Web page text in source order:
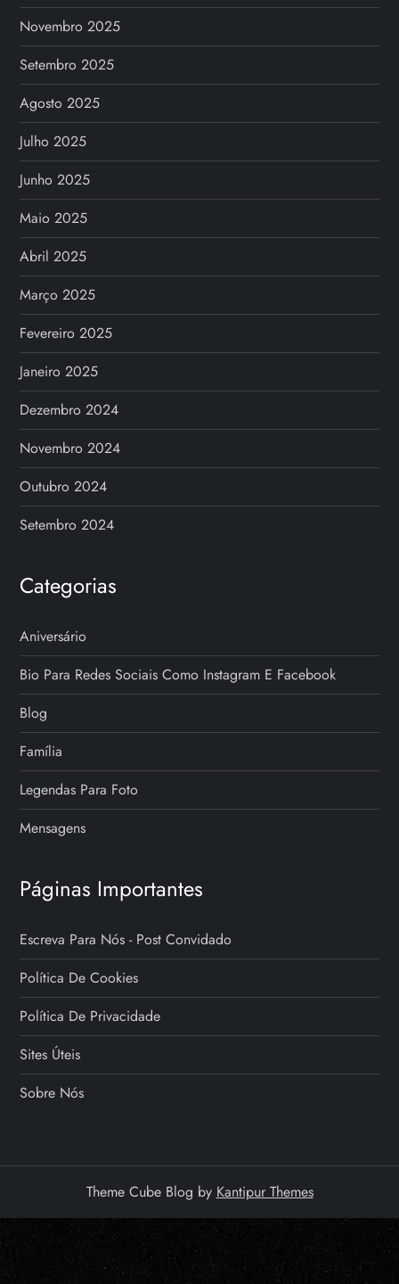
Novembro 2025
Setembro 2025
Agosto 2025
Julho 2025
Junho 2025
Maio 2025
Abril 2025
Março 2025
Fevereiro 2025
Janeiro 2025
Dezembro 2024
Novembro 2024
Outubro 2024
Setembro 2024
Categorias
Aniversário
Bio Para Redes Sociais Como Instagram E Facebook
Blog
Família
Legendas Para Foto
Mensagens
Páginas Importantes
Escreva Para Nós - Post Convidado
Política De Cookies
Política De Privacidade
Sites Úteis
Sobre Nós
Theme Cube Blog by Kantipur Themes